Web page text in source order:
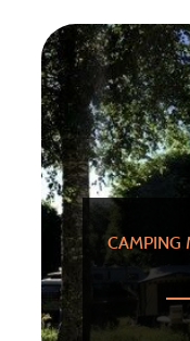
CAMPING